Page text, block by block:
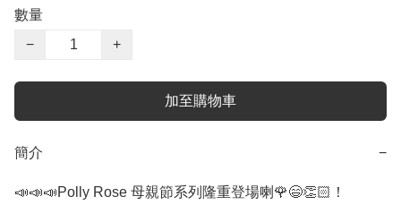
數量
−
+
加至購物車
簡介 −
📣📣📣Polly Rose 母親節系列隆重登場喇🌹😄👏🏻！